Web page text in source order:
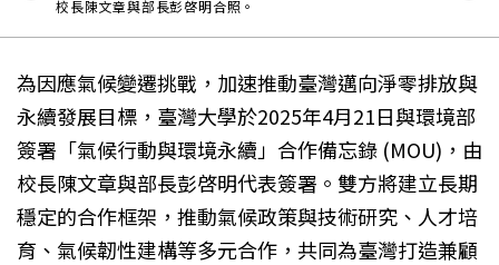
校長陳文章與部長彭啓明合照。
為因應氣候變遷挑戰，加速推動臺灣邁向淨零排放與
永續發展目標，臺灣大學於2025年4月21日與環境部
簽署「氣候行動與環境永續」合作備忘錄 (MOU)，由
校長陳文章與部長彭啓明代表簽署。雙方將建立長期
穩定的合作框架，推動氣候政策與技術研究、人才培
育、氣候韌性建構等多元合作，共同為臺灣打造兼顧